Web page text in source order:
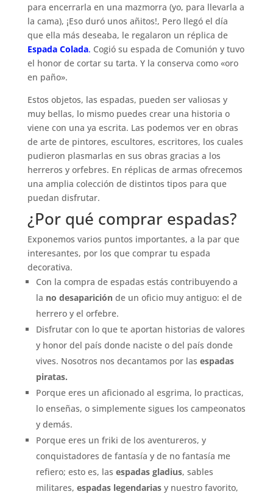
para encerrarla en una mazmorra (yo, para llevarla a
la cama), ¡Eso duró unos añitos!, Pero llegó el día
que ella más deseaba, le regalaron un réplica de
Espada Colada. Cogió su espada de Comunión y tuvo
el honor de cortar su tarta. Y la conserva como «oro
en paño».
Estos objetos, las espadas, pueden ser valiosas y
muy bellas, lo mismo puedes crear una historia o
viene con una ya escrita. Las podemos ver en obras
de arte de pintores, escultores, escritores, los cuales
pudieron plasmarlas en sus obras gracias a los
herreros y orfebres. En réplicas de armas ofrecemos
una amplia colección de distintos tipos para que
puedan disfrutar.
¿Por qué comprar espadas?
Exponemos varios puntos importantes, a la par que
interesantes, por los que comprar tu espada
decorativa.
Con la compra de espadas estás contribuyendo a
la no desapariciónde un oficio muy antiguo: el de
herrero y el orfebre.
Disfrutar con lo que te aportan historias de valores
y honor del país donde naciste o del país donde
vives. Nosotros nos decantamos por las espadas
piratas.
Porque eres un aficionado al esgrima, lo practicas,
lo enseñas, o simplemente sigues los campeonatos
y demás.
Porque eres un friki de los aventureros, y
conquistadores de fantasía y de no fantasía me
refiero; esto es, las espadas gladius, sables
militares, espadas legendariasy nuestro favorito,